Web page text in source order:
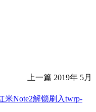
上一篇 2019年 5月
米Note2解锁刷入twrp-